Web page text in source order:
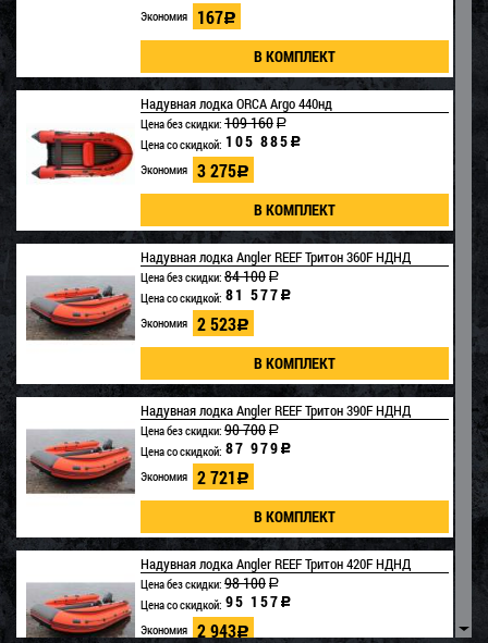
Экономия
167c
Надувная лодка ORCA Argo 440нд
Цена без скидки: 109 160 a
Цена со скидкой: 105 885 c
Экономия 3 275c
Надувная лодка Angler REEF Тритон 360F НДНД
Цена без скидки: 84 100 a
Цена со скидкой: 81 577 c
Экономия 2 523c
Надувная лодка Angler REEF Тритон 390F НДНД
Цена без скидки: 90 700 a
Цена со скидкой: 87 979 c
Экономия 2 721c
Надувная лодка Angler REEF Тритон 420F НДНД
Цена без скидки: 98 100 a
Цена со скидкой: 95 157 c
Экономия 2 943c ▼